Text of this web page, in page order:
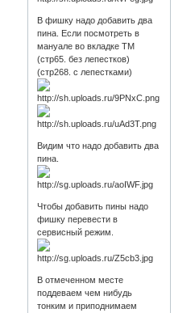
В фишку надо добавить два
пина. Если посмотреть в
мануале во вкладке TM
(стр65. без лепестков)
(стр268. с лепестками)
Видим что надо добавить два
пина.
Чтобы добавить пины надо
фишку перевести в
сервисный режим.
В отмеченном месте
поддеваем чем нибудь
тонким и приподнимаем